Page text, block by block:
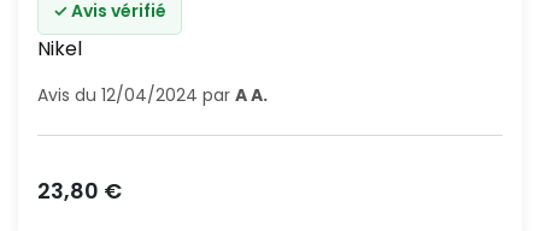
✓ Avis vérifié
Nikel
Avis du 12/04/2024 par A A.
Prix
23,80 €